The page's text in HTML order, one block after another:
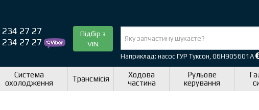
234 27 27
234 27 27
Підбір з
VIN
Наприклад: насос ГУР Туксон, 06H905601A
Система
охолодження
Трансмісія
Ходова
частина
Рульове
керування